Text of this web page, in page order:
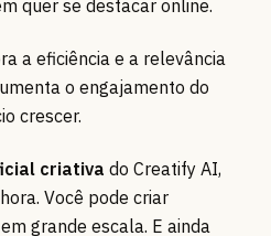
quer se destacar online.
a eficiência e a relevância
o engajamento do
crescer.
criativa do Creatify AI,
Você pode criar
grande escala. E ainda